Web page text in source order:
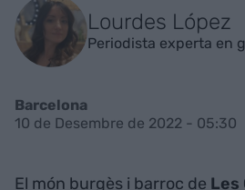
Lourdes López
Periodista experta en
Barcelona
10 de Desembre de 2022 - 05:30
El món burgès i barroc de Les